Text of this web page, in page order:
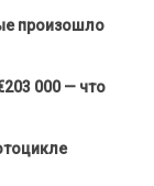
произошло
000 — что